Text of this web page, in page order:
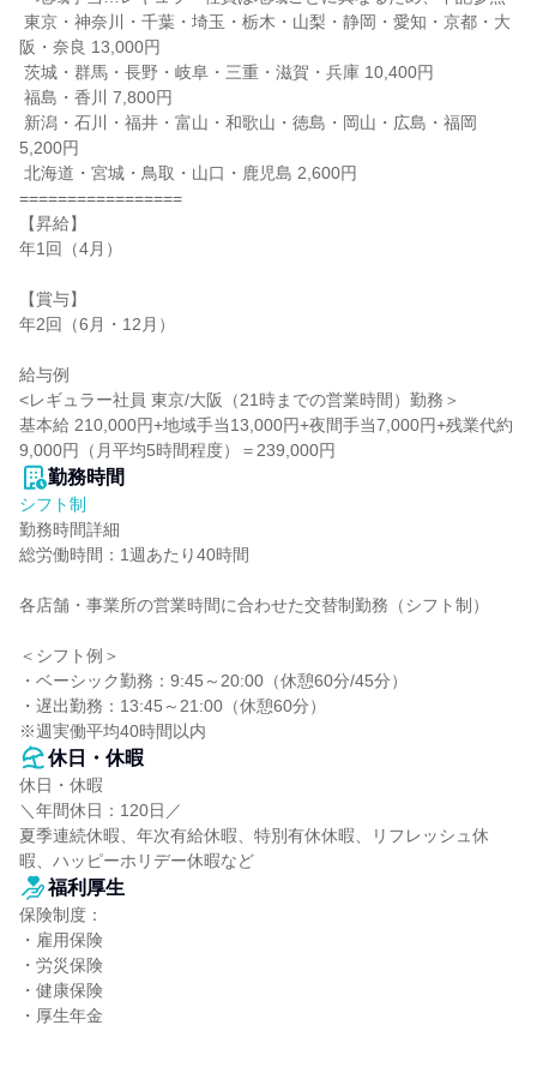
阪・奈良 13,000円
5,200円
=================
【昇給】
年1回（4月）
【賞与】
年2回（6月・12月）
給与例
<レギュラー社員 東京/大阪（21時までの営業時間）勤務＞
基本給 210,000円+地域手当13,000円+夜間手当7,000円+残業代約
9,000円（月平均5時間程度）＝239,000円
勤務時間
シフト制
勤務時間詳細
総労働時間：1週あたり40時間
各店舗・事業所の営業時間に合わせた交替制勤務（シフト制）
＜シフト例＞
・ベーシック勤務：9:45～20:00（休憩60分/45分）
・遅出勤務：13:45～21:00（休憩60分）
※週実働平均40時間以内
休日・休暇
休日・休暇
＼年間休日：120日／
夏季連続休暇、年次有給休暇、特別有休休暇、リフレッシュ休
暇、ハッピーホリデー休暇など
福利厚生
保険制度：
・雇用保険
・労災保険
・健康保険
・厚生年金